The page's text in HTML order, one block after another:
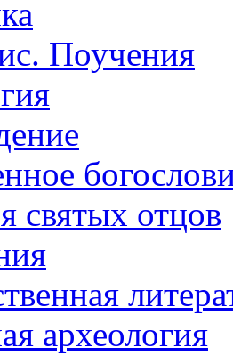
Поучения
святых отцов
археология